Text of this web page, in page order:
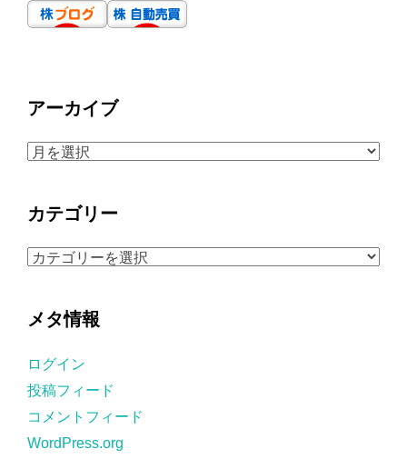
アーカイブ
ア
ブ
カテゴリー
カ
ー
メタ情報
ログイン
投稿フィード
コメントフィード
WordPress.org